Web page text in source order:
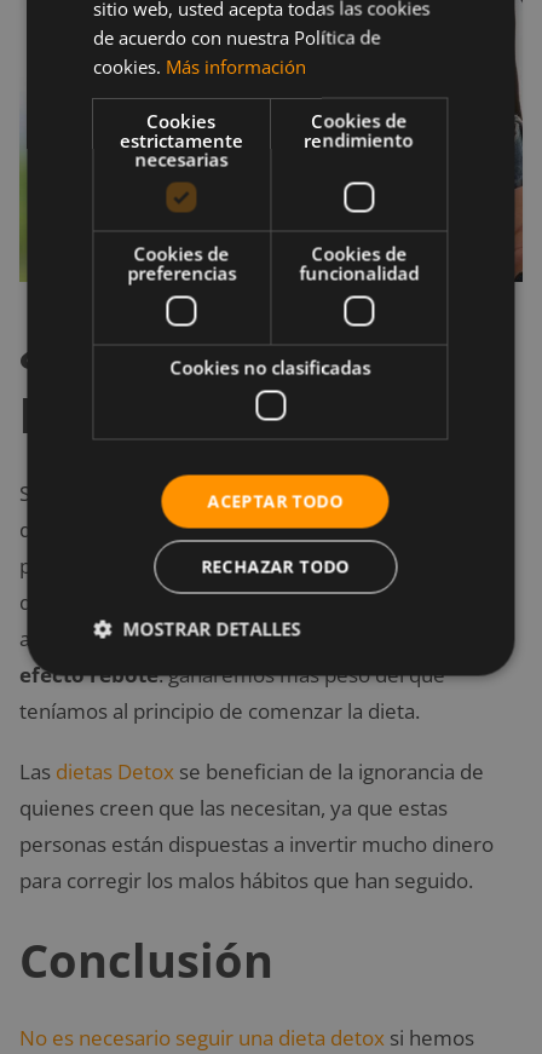
¿Qué peligro tienen
las dietas detox?
Si las calorías que consumimos son insuficientes
durante mucho tiempo, finalmente perderemos
parte de nuestra masa muscular. Si esto ocurre,
quemaremos menos calorías al retomar nuestra
alimentación habitual. Por tanto sufriremos un
efecto rebote: ganaremos más peso del que
teníamos al principio de comenzar la dieta.
Las dietas Detox se benefician de la ignorancia de
quienes creen que las necesitan, ya que estas
personas están dispuestas a invertir mucho dinero
para corregir los malos hábitos que han seguido.
Conclusión
No es necesario seguir una dieta detox si hemos
sitio web, usted acepta todas las cookies
de acuerdo con nuestra Política de
cookies. Más información
Cookies
estrictamente
necesarias
Cookies de
rendimiento
Cookies de
preferencias
Cookies de
funcionalidad
Cookies no clasificadas
ACEPTAR TODO
RECHAZAR TODO
MOSTRAR DETALLES